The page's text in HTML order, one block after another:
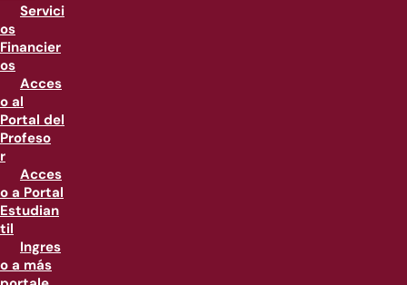
Servici
os
Financier
os
Acces
o al
Portal del
Profeso
r
Acces
o a Portal
Estudian
til
Ingres
o a más